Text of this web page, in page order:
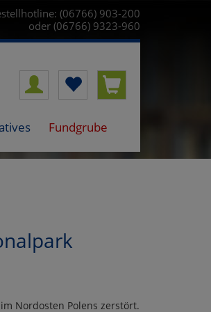
(06766) 903-200
oder (06766) 9323-960
Fundgrube
Nordosten Polens zerstört.